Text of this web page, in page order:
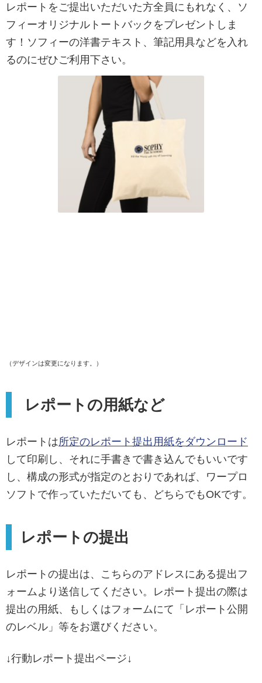
レポートをご提出いただいた方全員にもれなく、ソ
フィーオリジナルトートバックをプレゼントしま
す！ソフィーの洋書テキスト、筆記用具などを入れ
るのにぜひご利用下さい。
（デザインは変更になります。）
レポートの用紙など
レポートは所定のレポート提出用紙をダウンロード
して印刷し、それに手書きで書き込んでもいいです
し、構成の形式が指定のとおりであれば、ワープロ
ソフトで作っていただいても、どちらでもOKです。
レポートの提出
レポートの提出は、こちらのアドレスにある提出フ
ォームより送信してください。レポート提出の際は
提出の用紙、もしくはフォームにて「レポート公開
のレベル」等をお選びください。
↓行動レポート提出ページ↓